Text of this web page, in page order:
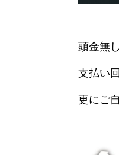
頭金無
支払い
更にご